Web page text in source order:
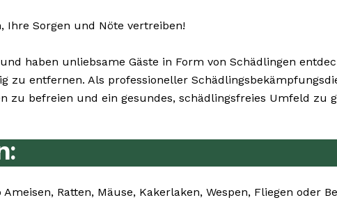
Ihre Sorgen und Nöte vertreiben!
haben unliebsame Gäste in Form von Schädlingen
zu entfernen. Als professioneller
zu befreien und ein gesundes, schädlingsfreies Umfeld zu
Ameisen, Ratten, Mäuse, Kakerlaken, Wespen, Fliegen oder